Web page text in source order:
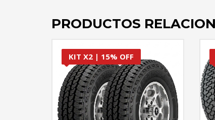
PRODUCTOS
KIT X2 | 15% OFF